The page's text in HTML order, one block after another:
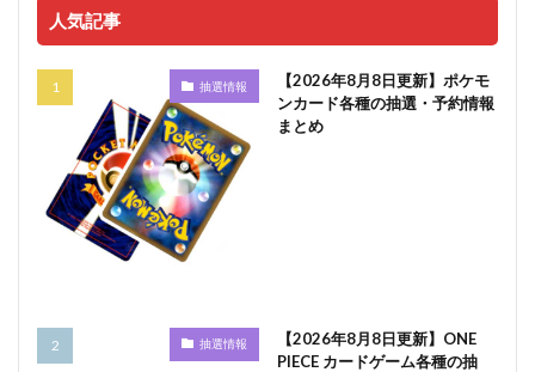
人気記事
抽選情報
【2026年8月8日更新】ポケモ
ンカード各種の抽選・予約情報
まとめ
抽選情報
【2026年8月8日更新】ONE
PIECE カードゲーム各種の抽